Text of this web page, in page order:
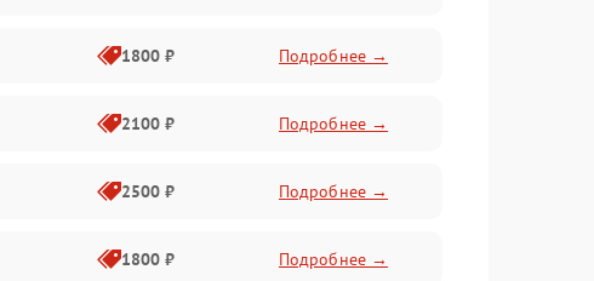
1800 ₽ Подробнее →
2100 ₽ Подробнее →
2500 ₽ Подробнее →
1800 ₽ Подробнее →